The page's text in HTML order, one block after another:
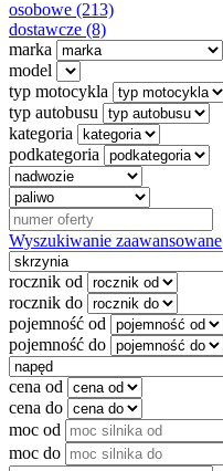
osobowe (213)
dostawcze (8)
marka
model
typ motocykla
typ autobusu
kategoria
podkategoria
Wyszukiwanie zaawansowane
rocznik od
rocznik do
pojemność od
pojemność do
cena od
cena do
moc od
moc do